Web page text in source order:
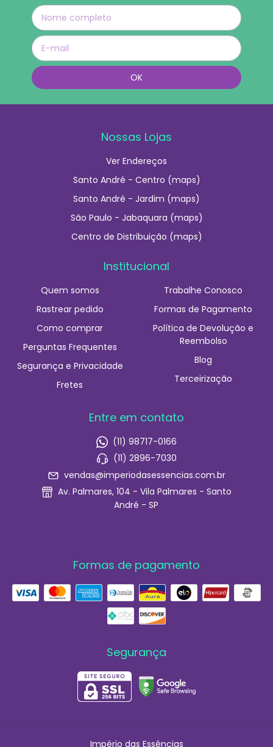
Nossas Lojas
Ver Endereços
Santo André - Centro (maps)
Santo André - Jardim (maps)
São Paulo - Jabaquara (maps)
Centro de Distribuição (maps)
Institucional
Quem somos
Rastrear pedido
Como comprar
Perguntas Frequentes
Segurança e Privacidade
Fretes
Trabalhe Conosco
Formas de Pagamento
Política de Devolução e
Reembolso
Blog
Terceirização
Entre em contato
(11) 98717-0166
(11) 2896-7030
vendas@imperiodasessencias.com.br
Av. Palmares, 104 - Vila Palmares - Santo
André - SP
Formas de pagamento
Segurança
Império das Essências